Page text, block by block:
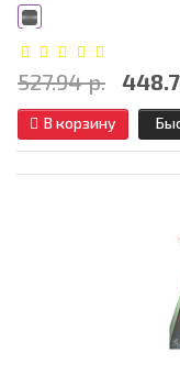
527.94 р.
В корзину